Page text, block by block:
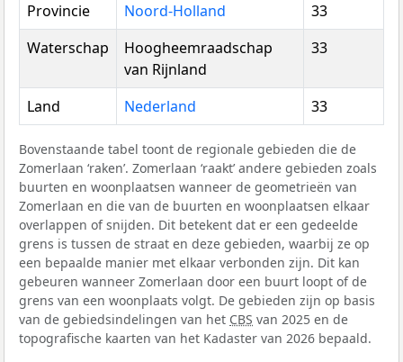
Provincie
Noord-Holland
33
Waterschap
Hoogheemraadschap
van Rijnland
33
Land Nederland 33
Bovenstaande tabel toont de regionale gebieden die de
Zomerlaan ‘raken’. Zomerlaan ‘raakt’ andere gebieden zoals
buurten en woonplaatsen wanneer de geometrieën van
Zomerlaan en die van de buurten en woonplaatsen elkaar
overlappen of snijden. Dit betekent dat er een gedeelde
grens is tussen de straat en deze gebieden, waarbij ze op
een bepaalde manier met elkaar verbonden zijn. Dit kan
gebeuren wanneer Zomerlaan door een buurt loopt of de
grens van een woonplaats volgt. De gebieden zijn op basis
van de gebiedsindelingen van het CBS van 2025 en de
topografische kaarten van het Kadaster van 2026 bepaald.